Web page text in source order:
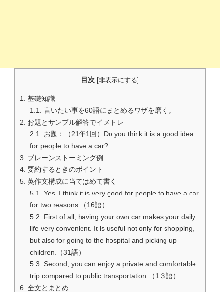
目次 [非表示にする]
1.
基礎知識
1.1.
言いたい事を60語にまとめるワザを磨く。
2.
お題とサンプル解答でイメトレ
2.1.
お題：（21年1回）Do you think it is a good idea
for people to have a car?
3.
ブレーンストーミング例
4. 要約するときのポイント
5. 英作文構成に当てはめて書く
5.1.
Yes. I think it is very good for people to have a car
for two reasons.（16語）
5.2.
First of all, having your own car makes your daily
life very convenient. It is useful not only for shopping,
but also for going to the hospital and picking up
children.（31語）
5.3. Second, you can enjoy a private and comfortable
trip compared to public transportation.（1３語）
6. 全文とまとめ